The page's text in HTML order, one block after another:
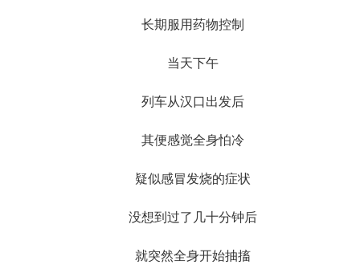
长期服用药物控制
当天下午
列车从汉口出发后
其便感觉全身怕冷
疑似感冒发烧的症状
没想到过了几十分钟后
就突然全身开始抽搐